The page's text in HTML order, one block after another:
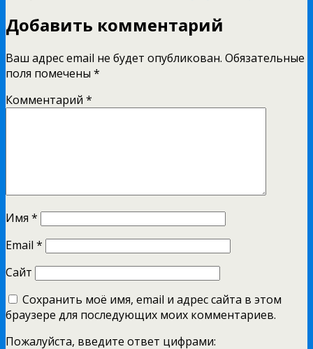
Добавить комментарий
Ваш адрес email не будет опубликован. Обязательные
поля помечены *
Комментарий *
Имя *
Email *
Сайт
Сохранить моё имя, email и адрес сайта в этом
браузере для последующих моих комментариев.
Пожалуйста, введите ответ цифрами: